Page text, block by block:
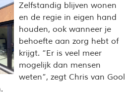
Zelfstandig blijven wonen
en de regie in eigen hand
houden, ook wanneer je
behoefte aan zorg hebt of
krijgt. “Er is veel meer
mogelijk dan mensen
weten”, zegt Chris van Gool